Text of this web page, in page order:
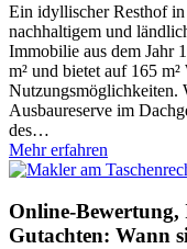
Ein idyllischer Resthof
nachhaltigem und
Immobilie aus dem Jahr
m² und bietet auf 165
Nutzungsmöglichkeiten.
Ausbaureserve im
des…
Mehr erfahren
Online-
Gutachten: Wann